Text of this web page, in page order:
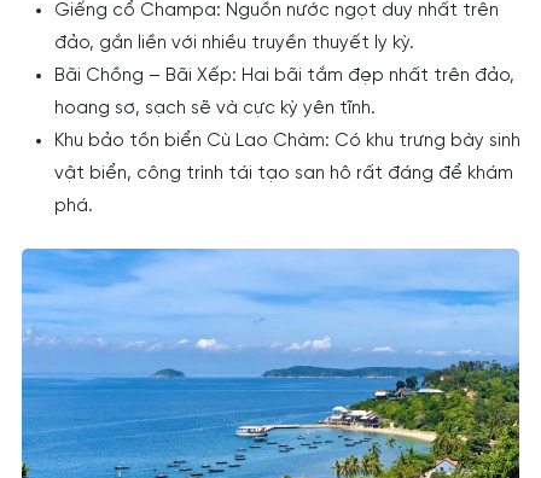
Giếng cổ Champa: Nguồn nước ngọt duy nhất trên
đảo, gắn liền với nhiều truyền thuyết ly kỳ.
Bãi Chồng – Bãi Xếp: Hai bãi tắm đẹp nhất trên đảo,
hoang sơ, sạch sẽ và cực kỳ yên tĩnh.
Khu bảo tồn biển Cù Lao Chàm: Có khu trưng bày sinh
vật biển, công trình tái tạo san hô rất đáng để khám
phá.